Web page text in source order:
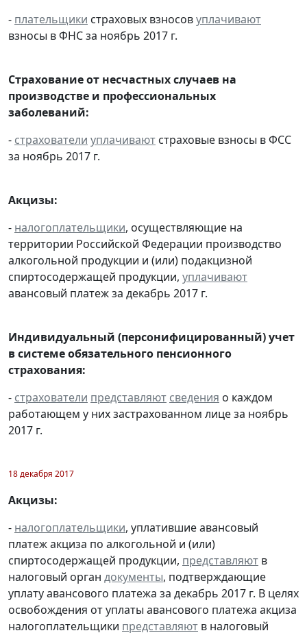
- плательщики страховых взносовуплачивают
взносы в ФНС за ноябрь 2017 г.
Страхование от несчастных случаев на
производстве и профессиональных
заболеваний:
- страхователи уплачивают страховые взносы в ФСС
за ноябрь 2017 г.
Акцизы:
- налогоплательщики, осуществляющие на
территории Российской Федерации производство
алкогольной продукции и (или) подакцизной
спиртосодержащей продукции, уплачивают
авансовый платеж за декабрь 2017 г.
Индивидуальный (персонифицированный) учет
в системе обязательного пенсионного
страхования:
- страхователи представляют сведения о каждом
работающем у них застрахованном лице за ноябрь
2017 г.
18 декабря 2017
Акцизы:
- налогоплательщики, уплатившие авансовый
платеж акциза по алкогольной и (или)
спиртосодержащей продукции, представляют в
налоговый орган документы, подтверждающие
уплату авансового платежа за декабрь 2017 г. В целях
освобождения от уплаты авансового платежа акциза
налогоплательщики представляют в налоговый